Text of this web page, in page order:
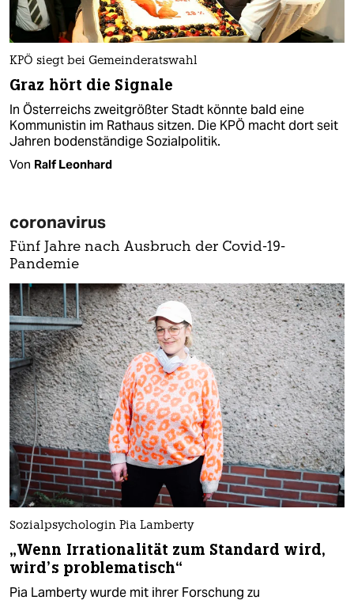
KPÖ siegt bei Gemeinderatswahl
Graz hört die Signale
In Österreichs zweitgrößter Stadt könnte bald eine
Kommunistin im Rathaus sitzen. Die KPÖ macht dort seit
Jahren bodenständige Sozialpolitik.
Von Ralf Leonhard
coronavirus
Fünf Jahre nach Ausbruch der Covid-19-
Pandemie
Sozialpsychologin Pia Lamberty
„Wenn Irrationalität zum Standard wird,
wird’s problematisch“
Pia Lamberty wurde mit ihrer Forschung zu